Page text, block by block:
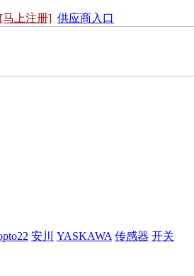
[马上注册] 供应商入口
安川 YASKAWA 传感器 开关